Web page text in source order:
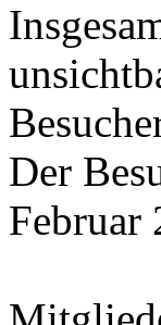
Der
Februar